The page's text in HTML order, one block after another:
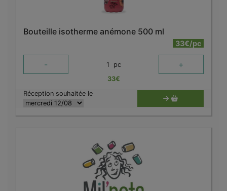
Bouteille isotherme anémone 500 ml
33€/pc
- 1 pc +
33€
Réception souhaitée le